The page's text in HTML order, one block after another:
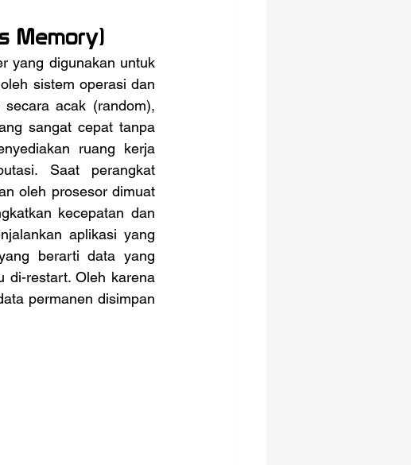
Memory)
sistem operasi dan
acak (random),
sangat cepat tanpa
ruang kerja
Saat perangkat
oleh prosesor dimuat
kecepatan dan
aplikasi yang
berarti data yang
di-restart. Oleh karena
permanen disimpan